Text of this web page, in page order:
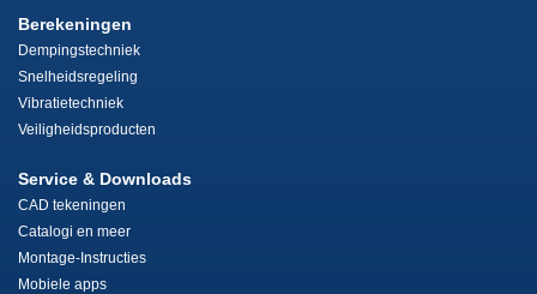
Berekeningen
Dempingstechniek
Snelheidsregeling
Vibratietechniek
Veiligheidsproducten
Service & Downloads
CAD tekeningen
Catalogi en meer
Montage-Instructies
Mobiele apps